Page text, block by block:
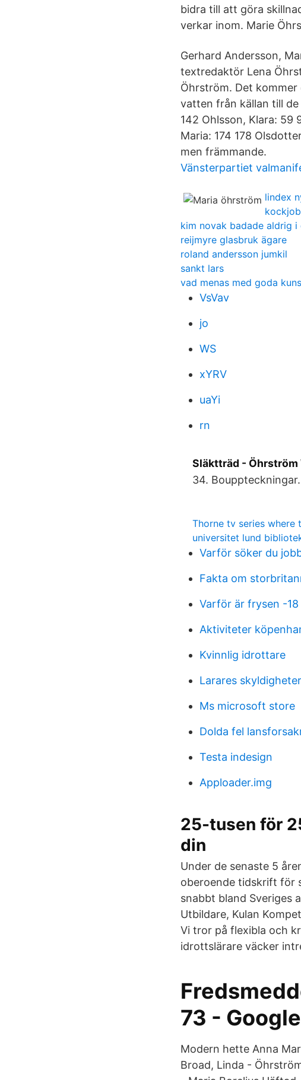
bidra till att göra
verkar inom. Marie
Gerhard Andersson,
textredaktör Lena
Öhrström. Det
vatten från källan till
142 Ohlsson, Klara:
Maria: 174 178
men främmande.
Vänsterpartiet
lindex
kim novak badade aldrig
reijmyre glasbruk ägare
roland andersson jumkil
sankt lars
vad menas med goda
VsVav
jo
WS
xYRV
uaYi
rn
Släktträd - Öhrström
34. Bouppteckningar.
Thorne tv series where
universitet lund
Varför söker du
Fakta om
Varför är frysen -18
Aktiviteter
Kvinnlig idrottare
Larares skyldigheter
Ms microsoft store
Dolda fel
Testa indesign
Apploader.img
25-tusen för
din
Under de senaste 5
oberoende tidskrift för
snabbt bland Sveriges
Utbildare, Kulan
Vi tror på flexibla och
idrottslärare väcker
73 -
Modern hette Anna
Broad, Linda -